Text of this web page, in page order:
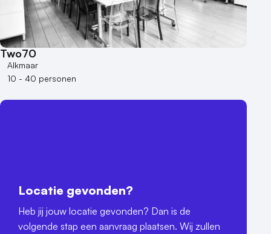
Two70
Alkmaar
10 - 40 personen
Locatie gevonden?
Heb jij jouw locatie gevonden? Dan is de
volgende stap een aanvraag plaatsen. Wij zullen